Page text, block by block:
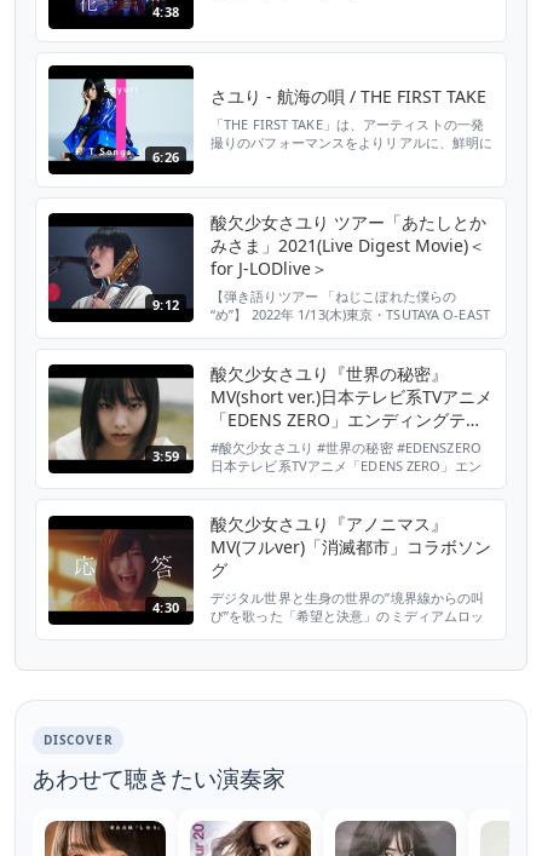
4:38
6:26
さユり - 航海の唄 / THE FIRST TAKE
「THE FIRST TAKE」は、アーティストの一発
撮りのパフォーマンスをよりリアルに、鮮明に
歩み続ける”酸欠少女”さユりが登場。 デビュー
前の路上ライブを彷彿させる座布団とポンチョ
で力強いパフォーマンスでTVアニメ...
9:12
酸欠少女さユり ツアー「あたしとか
みさま」2021(Live Digest Movie)＜
for J-LODlive＞
【弾き語りツアー 「ねじこぼれた僕らの
“め”】 2022年 1/13(木)東京・TSUTAYA O-EAST
1/30(日)広島・CLUB QUATTRO 2/5(土)宮城・
Rensa 2/19(土)北海道・PENNY LANE24 2...
3:59
酸欠少女さユり『世界の秘密』
MV(short ver.)日本テレビ系TVアニメ
「EDENS ZERO」エンディングテー
マ
#酸欠少女さユり #世界の秘密 #EDENSZERO
日本テレビ系TVアニメ「EDENS ZERO」エン
ストレーターakira muraccoによる独自の世界
観で描かれた、壮大な一大絵巻ミュージックビ
デオ 。ニューシングル「世界の秘密」は9月8
日（水）シング...
4:30
酸欠少女さユり『アノニマス』
MV(フルver)「消滅都市」コラボソン
グ
デジタル世界と生身の世界の”境界線からの叫
び”を歌った「希望と決意」のミディアムロッ
を、CG・アニメとリアルな世界で描いた新機
DISCOVER
あわせて聴きたい演奏家